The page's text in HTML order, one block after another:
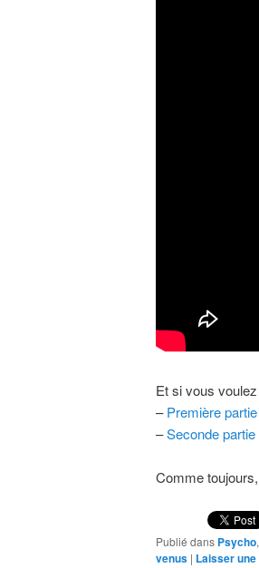
Et si vous
–Première partie
–Seconde partie
Comme
Publié dans Psycho,
venus | Laisser